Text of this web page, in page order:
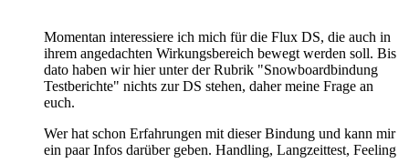
Momentan interessiere ich mich für die Flux DS, die auch in
ihrem angedachten Wirkungsbereich bewegt werden soll. Bis
dato haben wir hier unter der Rubrik "Snowboardbindung
Testberichte" nichts zur DS stehen, daher meine Frage an
euch.
Wer hat schon Erfahrungen mit dieser Bindung und kann mir
ein paar Infos darüber geben. Handling, Langzeittest, Feeling